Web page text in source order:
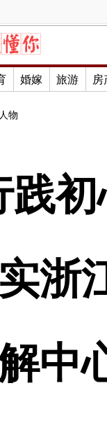
婚嫁 旅游 房
物
践
江
中